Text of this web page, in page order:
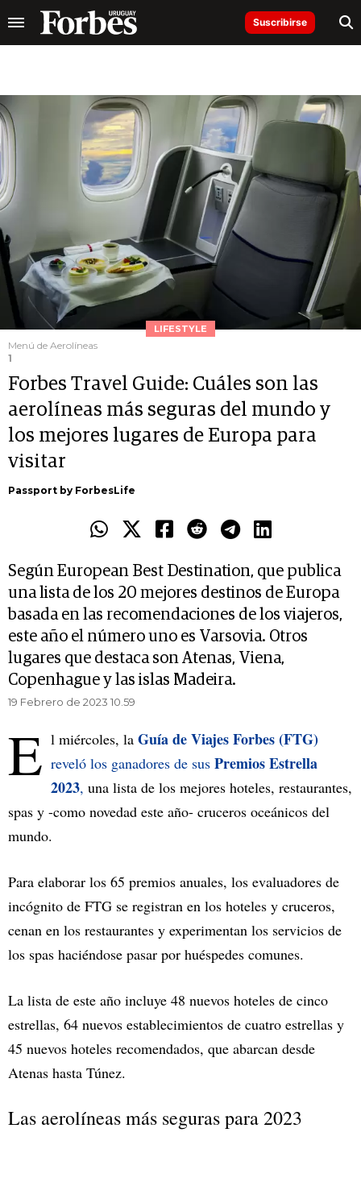
Suscribirse
LIFESTYLE
Menú de Aerolíneas
1
Forbes Travel Guide: Cuáles son las
aerolíneas más seguras del mundo y
los mejores lugares de Europa para
visitar
Passport by ForbesLife
Según European Best Destination, que publica
una lista de los 20 mejores destinos de Europa
basada en las recomendaciones de los viajeros,
este año el número uno es Varsovia. Otros
lugares que destaca son Atenas, Viena,
Copenhague y las islas Madeira.
19 Febrero de 2023 10.59
E l miércoles, la Guía de Viajes Forbes (FTG)
reveló los ganadores de sus Premios Estrella
2023, una lista de los mejores hoteles, restaurantes,
spas y -como novedad este año- cruceros oceánicos del
mundo.
Para elaborar los 65 premios anuales, los evaluadores de
incógnito de FTG se registran en los hoteles y cruceros,
cenan en los restaurantes y experimentan los servicios de
los spas haciéndose pasar por huéspedes comunes.
La lista de este año incluye 48 nuevos hoteles de cinco
estrellas, 64 nuevos establecimientos de cuatro estrellas y
45 nuevos hoteles recomendados, que abarcan desde
Atenas hasta Túnez.
Las aerolíneas más seguras para 2023